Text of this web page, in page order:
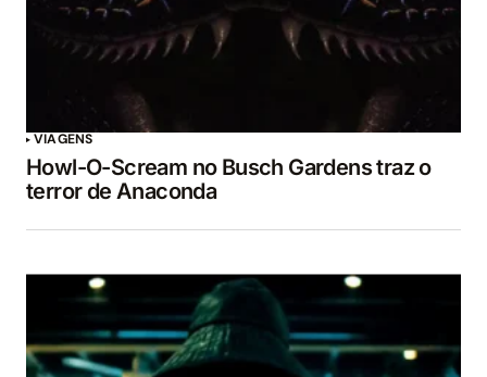
VIAGENS
Howl-O-Scream no Busch Gardens traz o
terror de Anaconda